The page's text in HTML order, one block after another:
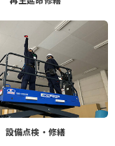
設備点検・修繕